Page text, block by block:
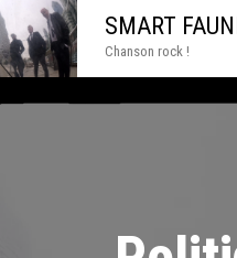
SMART
Chanson rock !